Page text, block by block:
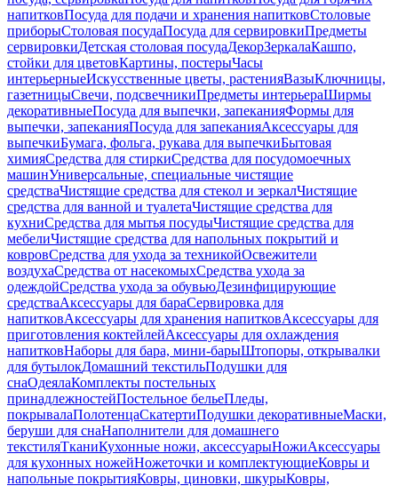
напитковПосуда для подачи и хранения напитковСтоловые
приборыСтоловая посудаПосуда для сервировкиПредметы
сервировкиДетская столовая посудаДекорЗеркалаКашпо,
стойки для цветовКартины, постерыЧасы
интерьерныеИскусственные цветы, растенияВазыКлючницы,
газетницыСвечи, подсвечникиПредметы интерьераШирмы
декоративныеПосуда для выпечки, запеканияФормы для
выпечки, запеканияПосуда для запеканияАксессуары для
выпечкиБумага, фольга, рукава для выпечкиБытовая
химияСредства для стиркиСредства для посудомоечных
машинУниверсальные, специальные чистящие
средстваЧистящие средства для стекол и зеркалЧистящие
средства для ванной и туалетаЧистящие средства для
кухниСредства для мытья посудыЧистящие средства для
мебелиЧистящие средства для напольных покрытий и
ковровСредства для ухода за техникойОсвежители
воздухаСредства от насекомыхСредства ухода за
одеждойСредства ухода за обувьюДезинфицирующие
средстваАксессуары для бараСервировка для
напитковАксессуары для хранения напитковАксессуары для
приготовления коктейлейАксессуары для охлаждения
напитковНаборы для бара, мини-барыШтопоры, открывалки
для бутылокДомашний текстильПодушки для
снаОдеялаКомплекты постельных
принадлежностейПостельное бельеПледы,
покрывалаПолотенцаСкатертиПодушки декоративныеМаски,
беруши для снаНаполнители для домашнего
текстиляТканиКухонные ножи, аксессуарыНожиАксессуары
для кухонных ножейНожеточки и комплектующиеКовры и
напольные покрытияКовры, циновки, шкурыКовры,